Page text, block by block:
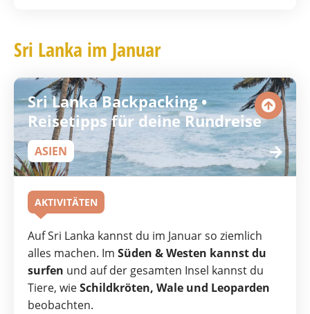
Sri Lanka im Januar
Sri Lanka Backpacking •
Reisetipps für deine Rundreise
ASIEN
AKTIVITÄTEN
Auf Sri Lanka kannst du im Januar so ziemlich
alles machen. Im Süden & Westen kannst du
surfen und auf der gesamten Insel kannst du
Tiere, wieSchildkröten, Wale und Leoparden
beobachten.